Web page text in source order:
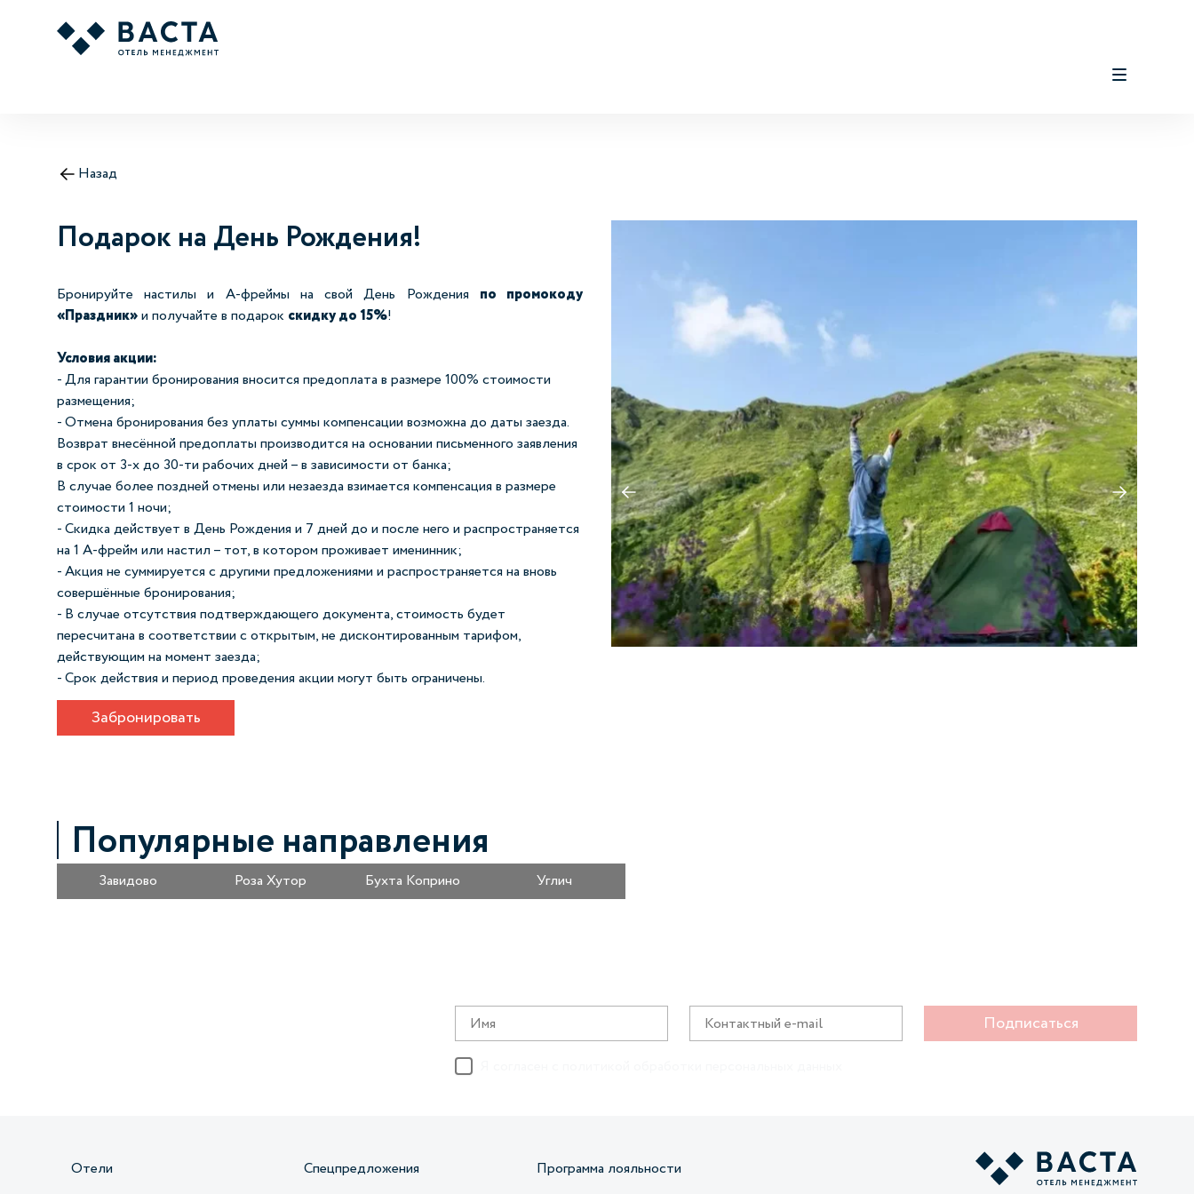
Назад
Подарок на День Рождения!
Бронируйте настилы и А-фреймы на свой День Рождения по промокоду
«Праздник»и получайте в подарок скидку до 15%!
Условия акции:
- Для гарантии бронирования вносится предоплата в размере 100% стоимости
размещения;
- Отмена бронирования без уплаты суммы компенсации возможна до даты заезда.
Возврат внесённой предоплаты производится на основании письменного заявления
в срок от 3-х до 30-ти рабочих дней – в зависимости от банка;
В случае более поздней отмены или незаезда взимается компенсация в размере
стоимости 1 ночи;
- Скидка действует в День Рождения и 7 дней до и после него и распространяется
на 1 А-фрейм или настил – тот, в котором проживает именинник;
- Акция не суммируется с другими предложениями и распространяется на вновь
совершённые бронирования;
- В случае отсутствия подтверждающего документа, стоимость будет
пересчитана в соответствии с открытым, не дисконтированным тарифом,
действующим на момент заезда;
- Срок действия и период проведения акции могут быть ограничены.
Забронировать
Популярные направления
Завидово Роза Хутор Бухта Коприно Углич
Подписаться
Отели Спецпредложения Программа лояльности